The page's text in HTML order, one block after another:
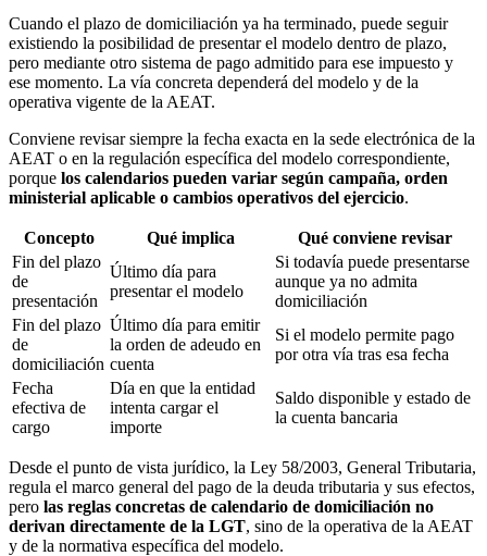
Cuando el plazo de domiciliación ya ha terminado, puede seguir
existiendo la posibilidad de presentar el modelo dentro de plazo,
pero mediante otro sistema de pago admitido para ese impuesto y
ese momento. La vía concreta dependerá del modelo y de la
operativa vigente de la AEAT.
Conviene revisar siempre la fecha exacta en la sede electrónica de la
AEAT o en la regulación específica del modelo correspondiente,
porque los calendarios pueden variar según campaña, orden
ministerial aplicable o cambios operativos del ejercicio.
Concepto Qué implica
Qué conviene revisar
Fin del plazo
de
presentación
Último día para
presentar el modelo
Si todavía puede presentarse
aunque ya no admita
domiciliación
Fin del plazo
de
domiciliación
Último día para emitir
la orden de adeudo en
cuenta
Si el modelo permite pago
por otra vía tras esa fecha
Fecha
efectiva de
cargo
Día en que la entidad
intenta cargar el
importe
Saldo disponible y estado de
la cuenta bancaria
Desde el punto de vista jurídico, la Ley 58/2003, General Tributaria,
regula el marco general del pago de la deuda tributaria y sus efectos,
pero las reglas concretas de calendario de domiciliación no
derivan directamente de la LGT, sino de la operativa de la AEAT
y de la normativa específica del modelo.